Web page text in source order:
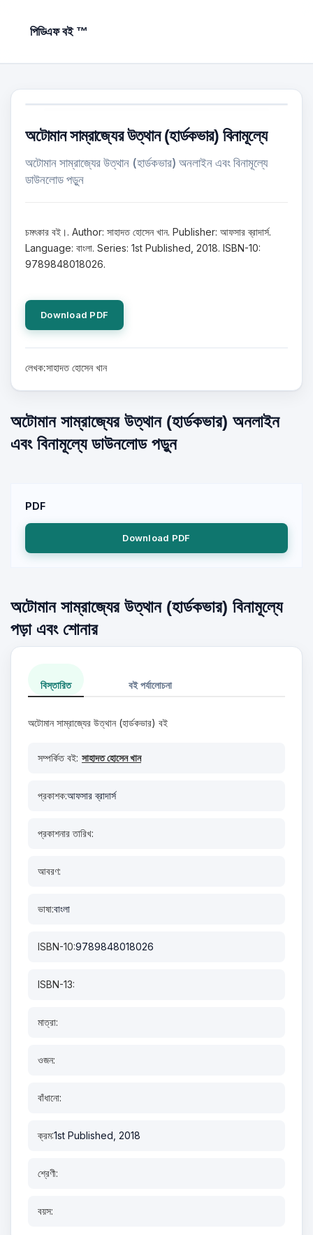
পিডিএফ বই ™
অটোমান সাম্রাজ্যের উত্থান (হার্ডকভার) বিনামূল্যে
অটোমান সাম্রাজ্যের উত্থান (হার্ডকভার) অনলাইন এবং বিনামূল্যে
ডাউনলোড পড়ুন
চমৎকার বই।. Author: সাহাদত হোসেন খান. Publisher: আফসার ব্রাদার্স.
Language: বাংলা. Series: 1st Published, 2018. ISBN-10:
9789848018026.
Download PDF
লেখক:সাহাদত হোসেন খান
অটোমান সাম্রাজ্যের উত্থান (হার্ডকভার) অনলাইন
এবং বিনামূল্যে ডাউনলোড পড়ুন
PDF
Download PDF
অটোমান সাম্রাজ্যের উত্থান (হার্ডকভার) বিনামূল্যে
পড়া এবং শোনার
বিস্তারিত বই পর্যালোচনা
অটোমান সাম্রাজ্যের উত্থান (হার্ডকভার) বই
সম্পর্কিত বই: সাহাদত হোসেন খান
প্রকাশক:আফসার ব্রাদার্স
প্রকাশনার তারিখ:
আবরণ:
ভাষা:বাংলা
ISBN-10:9789848018026
ISBN-13:
মাত্রা:
ওজন:
বাঁধানো:
ক্রম:1st Published, 2018
শ্রেণী:
বয়স: